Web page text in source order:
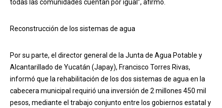
todas las comunidades cuentan por igual”, afirmó.
Reconstrucción de los sistemas de agua
Por su parte, el director general de la Junta de Agua Potable y
Alcantarillado de Yucatán (Japay), Francisco Torres Rivas,
informó que la rehabilitación de los dos sistemas de agua en la
cabecera municipal requirió una inversión de 2 millones 450 mil
pesos, mediante el trabajo conjunto entre los gobiernos estatal y